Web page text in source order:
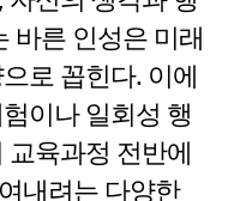
바른 인성은 미래
로 꼽힌다. 이에
이나 일회성 행
육과정 전반에
내려는 다양한